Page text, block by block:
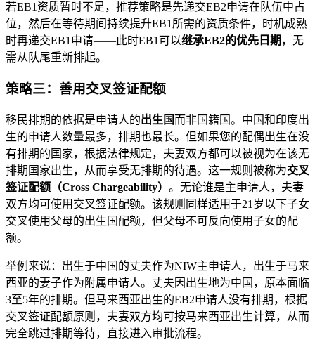
若EB1资质暂时不足，推荐策略是先递交EB2申请在队伍中占
位，然后在等待期间持续提升EB1所需的资质条件，时机成熟
时再递交EB1申请——此时EB1可以继承EB2的优先日期 ，无
需从队尾重新排起。
策略三：善用交叉签证配额
移民排期的依据是申请人的出生国 而非国籍国。中国和印度出
生的申请人数量最多，排期也最长。但如果您的配偶出生在没
有排期的国家，根据法律规定，夫妻双方都可以被视为在该无
排期国家出生，从而享受无排期的待遇。这一规则被称为交叉
签证配额（Cross Chargeability） 。无论谁是主申请人，夫妻
双方均可使用交叉签证配额。该规则同样适用于21岁以下子女
交叉使用父母的出生国配额，但父母不可反向使用子女的配
额。
举例来说：出生于中国的丈夫作为NIW主申请人，出生于马来
西亚的妻子作为附属申请人。丈夫因出生地为中国，原本面临
3至5年的排期。但马来西亚出生的EB2申请人没有排期，根据
交叉签证配额原则，夫妻双方均可按马来西亚出生计算，从而
完全跳过排期等待，直接进入审批流程。